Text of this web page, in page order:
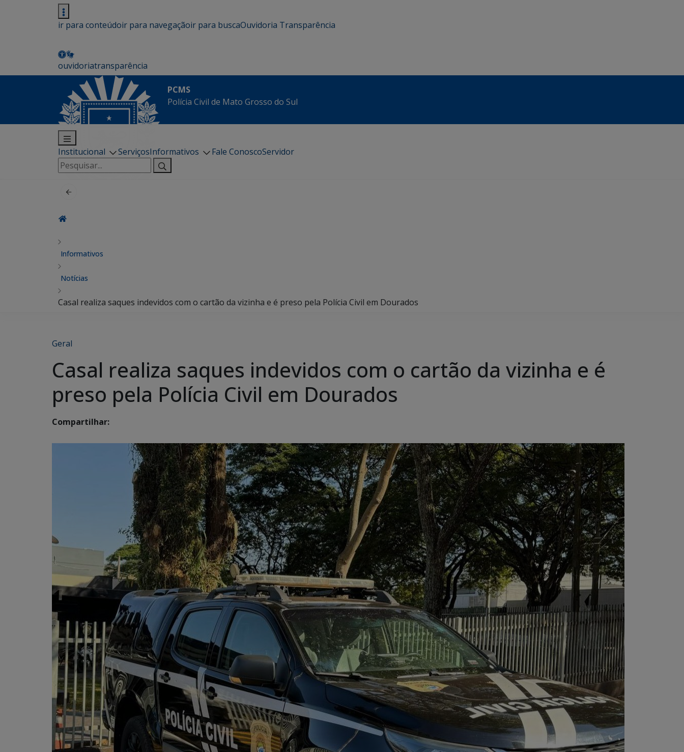
ir para conteúdoir para navegaçãoir para buscaOuvidoria Transparência
ouvidoriatransparência
PCMS
Polícia Civil de Mato Grosso do Sul
Institucional ServiçosInformativos Fale ConoscoServidor
Pesquisar
por:
Informativos
Notícias
Casal realiza saques indevidos com o cartão da vizinha e é preso pela Polícia Civil em Dourados
Geral
Casal realiza saques indevidos com o cartão da vizinha e é
preso pela Polícia Civil em Dourados
Compartilhar: